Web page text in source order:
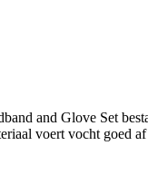
and Glove Set
voert vocht goed